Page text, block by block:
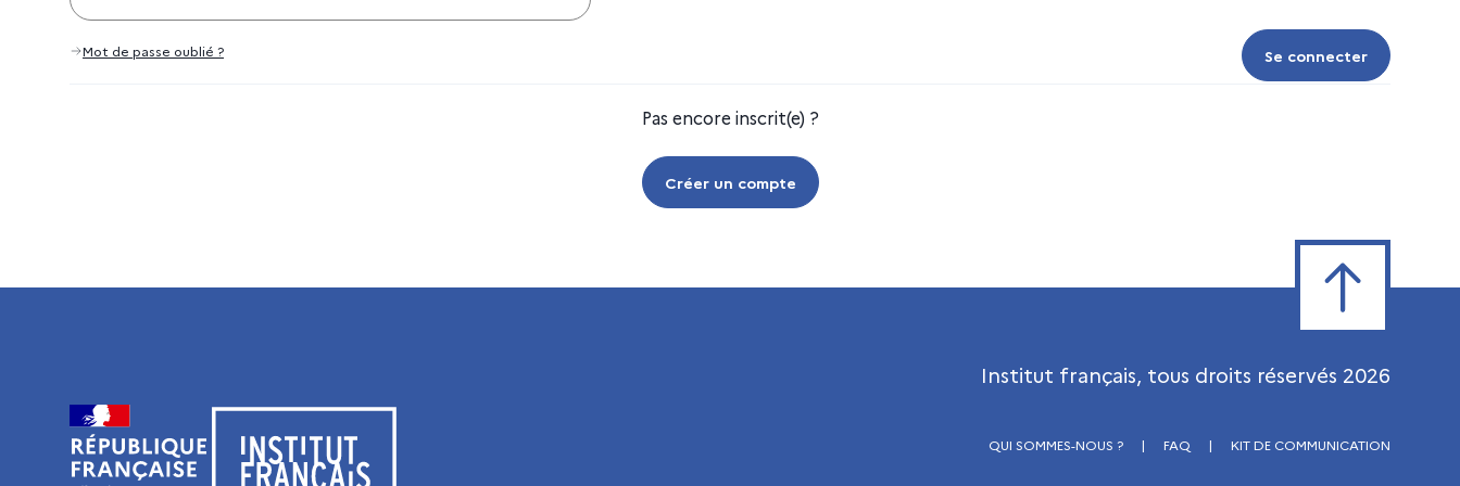
Se connecter
Se connecter
Mot de passe oublié ?
Pas encore inscrit(e) ?
Créer un compte
Visiter le site de l’Institut français
Institut français, tous droits réservés 2026
QUI SOMMES-NOUS ? | FAQ | KIT DE COMMUNICATION